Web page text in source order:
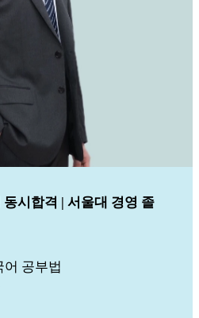
동시합격 | 서울대 경영 졸
공부법